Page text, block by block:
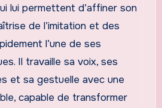
lui permettent d’affiner son
de l’imitation et des
l’une de ses
Il travaille sa voix, ses
et sa gestuelle avec une
capable de transformer